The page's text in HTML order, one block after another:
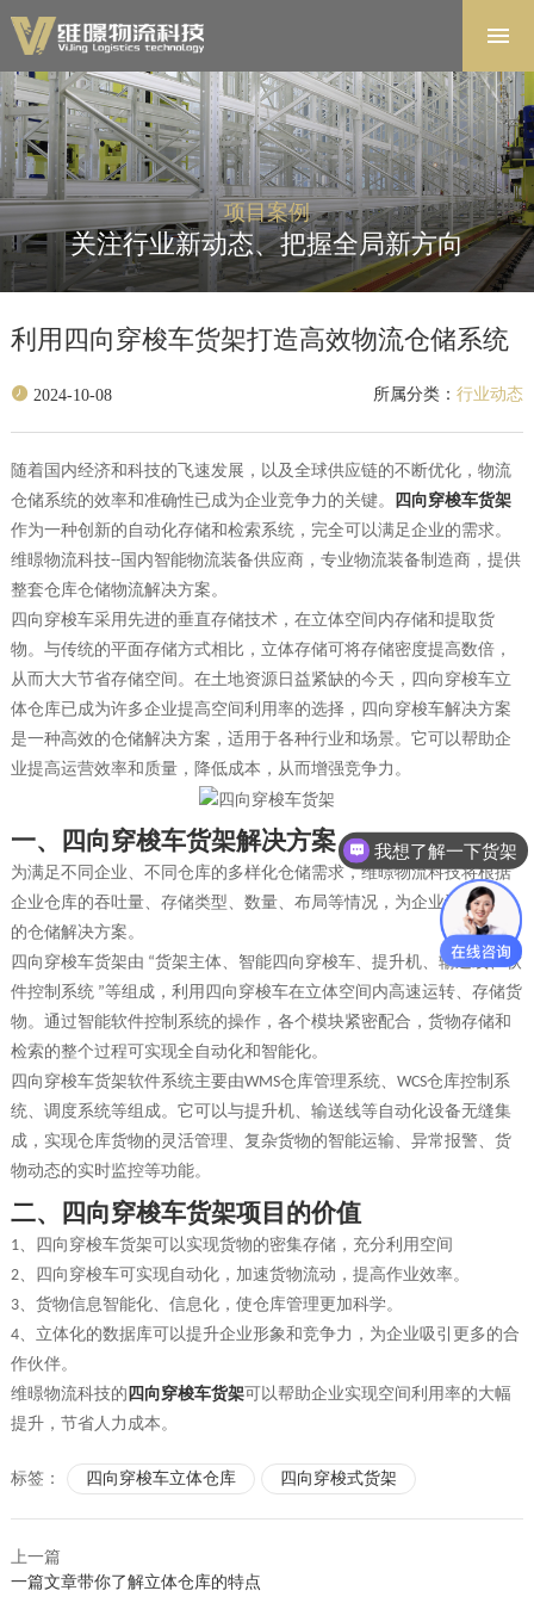
解决方案
软件系统
产品中心
项目案例
关于维暻
联系我们
项目案例
关注行业新动态、把握全局新方向
利用四向穿梭车货架打造高效物流仓储系统
2024-10-08 所属分类：行业动态
随着国内经济和科技的飞速发展，以及全球供应链的不断优化，物流
仓储系统的效率和准确性已成为企业竞争力的关键。
四向穿梭车货架
作为一种创新的自动化存储和检索系统，完全可以满足企业的需求。
维暻物流科技--国内智能物流装备供应商，专业物流装备制造商，提供
整套仓库仓储物流解决方案。
四向穿梭车采用先进的垂直存储技术，在立体空间内存储和提取货
物。与传统的平面存储方式相比，立体存储可将存储密度提高数倍，
从而大大节省存储空间。在土地资源日益紧缺的今天，四向穿梭车立
体仓库已成为许多企业提高空间利用率的选择 ， 四向穿梭车解决方案
是一种高效的仓储解决方案，适用于各种行业和场景。它可以帮助企
业提高运营效率和质量，降低成本，从而增强竞争力。
一、四向穿梭车货架解决方案
为满足不同企业、不同仓库的多样化仓储需求，维暻物流科技将根据
企业仓库的吞吐量、存储类型、数量、布局等情况，为企业设计专业
的仓储解决方案。
四向穿梭车货架由 “货架主体、智能四向穿梭车、 提升机、输送线、软
件控制系统 ”等组成，利用四向穿梭车在立体空间内高速运转、存储货
物。通过智能软件控制系统的操作，各个模块紧密配合，货物存储和
检索的整个过程可实现全自动化和智能化。
四向穿梭车货架软件系统主要由WMS仓库管理系统、 WCS仓库控制系
统、调度系统等组成。它可以与提升机、输送线等自动化设备无缝集
成，实现仓库货物的灵活管理、复杂货物的智能运输、异常报警、货
物动态的实时监控等功能。
二、 四向穿梭车货架项目的价值
1 四向穿梭车货架可以实现货物的密集存储，充分利用空间
2、 四向穿梭车可实现自动化，加速货物流动，提高作业效率。
3、 货物信息智能化、信息化，使仓库管理更加科学。
4、 立体化的数据库可以提升企业形象和竞争力，为企业吸引更多的合
作伙伴。
维暻物流科技的 四向穿梭车货架可以帮助企业实现空间利用率的大幅
提升，节省人力成本。
标签： 四向穿梭车立体仓库 四向穿梭式货架
上一篇
一篇文章带你了解立体仓库的特点
我想了解一下货架